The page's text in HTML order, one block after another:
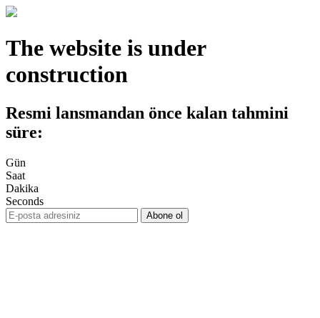
The website is under
construction
Resmi lansmandan önce kalan tahmini
süre:
Gün
Saat
Dakika
Seconds